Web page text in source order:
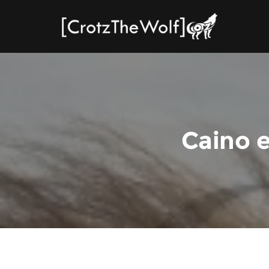
Caino